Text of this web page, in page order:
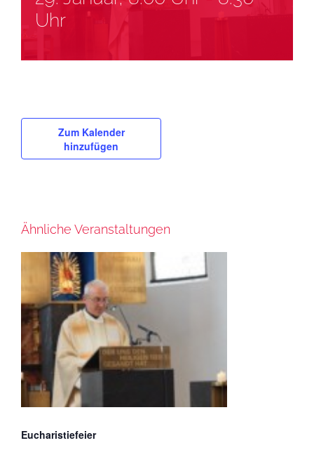
Uhr
Zum Kalender
hinzufügen
Ähnliche Veranstaltungen
Eucharistiefeier